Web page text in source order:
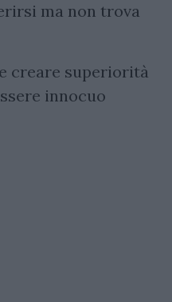
ma non trova
creare superiorità
innocuo